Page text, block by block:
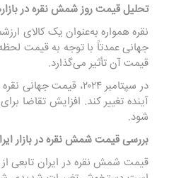
تحلیل قیمت روز شمش نقره در
نقره همواره به‌عنوان یک کالای
جهانی عمدتاً با توجه به قیمت
قیمت آن تأثیر می‌گذارد.
آینده تغییر کند. افزایش تقاضا
شود.
بررسی قیمت شمش نقره در بازار
قیمت شمش نقره در ایران تابعی از